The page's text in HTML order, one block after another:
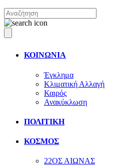
ΚΟΙΝΩΝΙΑ
Έγκλημα
Κλιματική Αλλαγή
Καιρός
Ανακύκλωση
ΠΟΛΙΤΙΚΗ
ΚΟΣΜΟΣ
22ΟΣ ΑΙΩΝΑΣ